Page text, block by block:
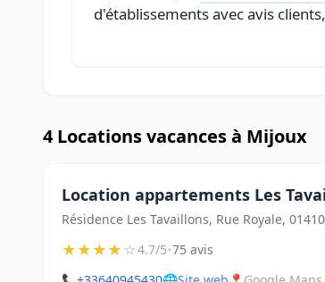
d'établissements avec avis
4 Locations vacances à Mijoux
Location appartements Les
Résidence Les Tavaillons, Rue Royale,
★★★★☆4.7/5•75 avis